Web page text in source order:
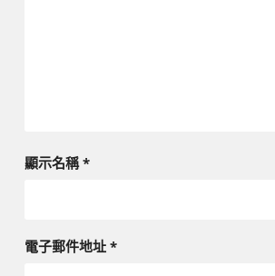
顯示名稱*
電子郵件地址 *